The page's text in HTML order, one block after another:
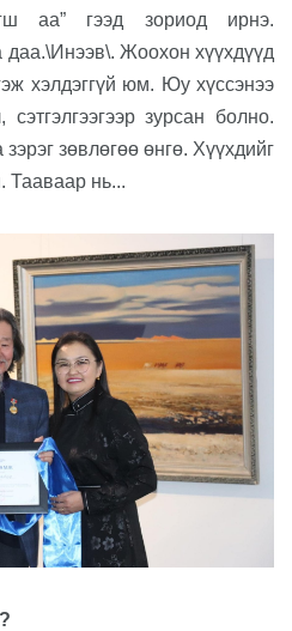
аа” гээд зориод ирнэ.
даа.\Инээв\. Жоохон хүүхдүүд
хэлдэггүй юм. Юу хүссэнээ
зурсан болно.
зөвлөгөө өнгө. Хүүхдийг
Тааваар нь...